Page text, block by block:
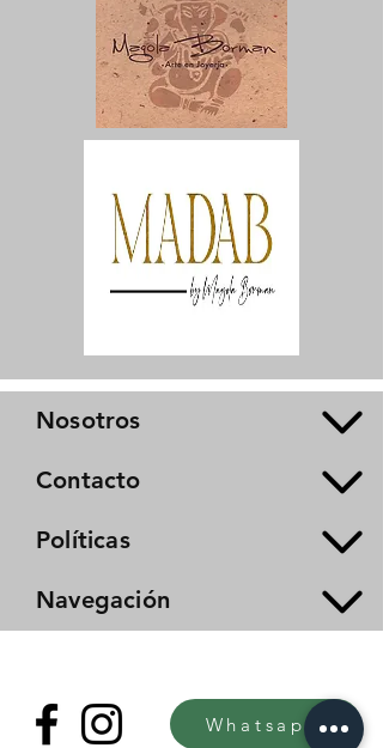
Nosotros
Contacto
Políticas
Navegación
Whatsapp